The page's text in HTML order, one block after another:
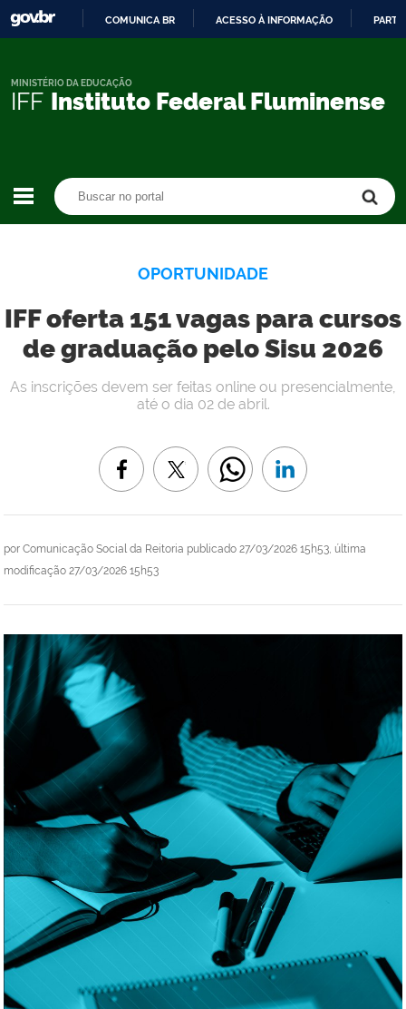
CONTEÚDO
COMUNICA BR ACESSO À INFORMAÇÃO
IFF Instituto Federal Fluminense
MINISTÉRIO DA EDUCAÇÃO
OPORTUNIDADE
IFF oferta 151 vagas para cursos
de graduação pelo Sisu 2026
por Comunicação Social da Reitoria publicado 27/03/2026 15h53, última
modificação 27/03/2026 15h53
As inscrições devem ser feitas online ou presencialmente,
até o dia 02 de abril.